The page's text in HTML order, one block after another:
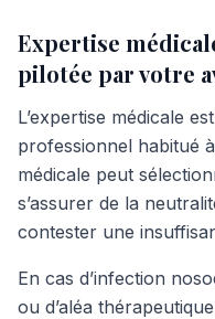
Expertise
pilotée par votre
L’expertise médicale
professionnel habitué
médicale peut
s’assurer de la
contester une
En cas d’infection
ou d’aléa